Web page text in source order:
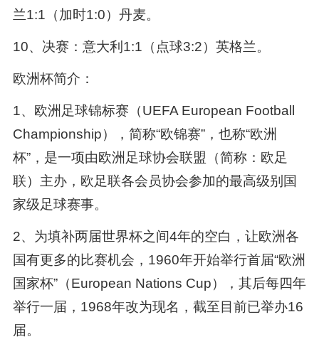
兰1:1（加时1:0）丹麦。
10、决赛：意大利1:1（点球3:2）英格兰。
欧洲杯简介：
1、欧洲足球锦标赛（UEFA European Football
Championship），简称“欧锦赛”，也称“欧洲
杯”，是一项由欧洲足球协会联盟（简称：欧足
联）主办，欧足联各会员协会参加的最高级别国
家级足球赛事。
2、为填补两届世界杯之间4年的空白，让欧洲各
国有更多的比赛机会，1960年开始举行首届“欧洲
国家杯”（European Nations Cup），其后每四年
举行一届，1968年改为现名，截至目前已举办16
届。